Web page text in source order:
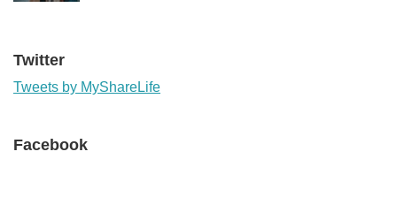
Twitter
Tweets by MyShareLife
Facebook